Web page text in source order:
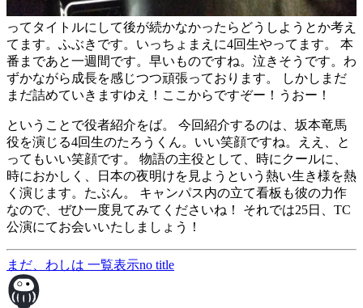
ってタイトルにして後が続かなかったらどうしようとか考え
てます。ふぶきです。いっちょまえに4回生やってます。 本
番まであと一週間です。早いものですね。泣きそうです。わ
ずかながら成長を感じつつ頑張っております。 しかしまだ
まだ詰めていきますゆえ！ここからですぞー！うおー！
ということで役者紹介をば。 今回紹介するのは、坂本竜馬
役を演じる4回生のたろうくん。いい笑顔ですね。ええ、と
ってもいい笑顔です。 物語の主役として、時にクールに、
時におかしく、日本の夜明けを見ようという熱い生き様を熱
く演じます。たぶん。 キャンパス内の立て看板も彼の力作
なので、ぜひ一度見てみてくださいね！ それでは25日、TC
公演にてお会いいたしましょう！
まだ、わしは 一覧表示no title